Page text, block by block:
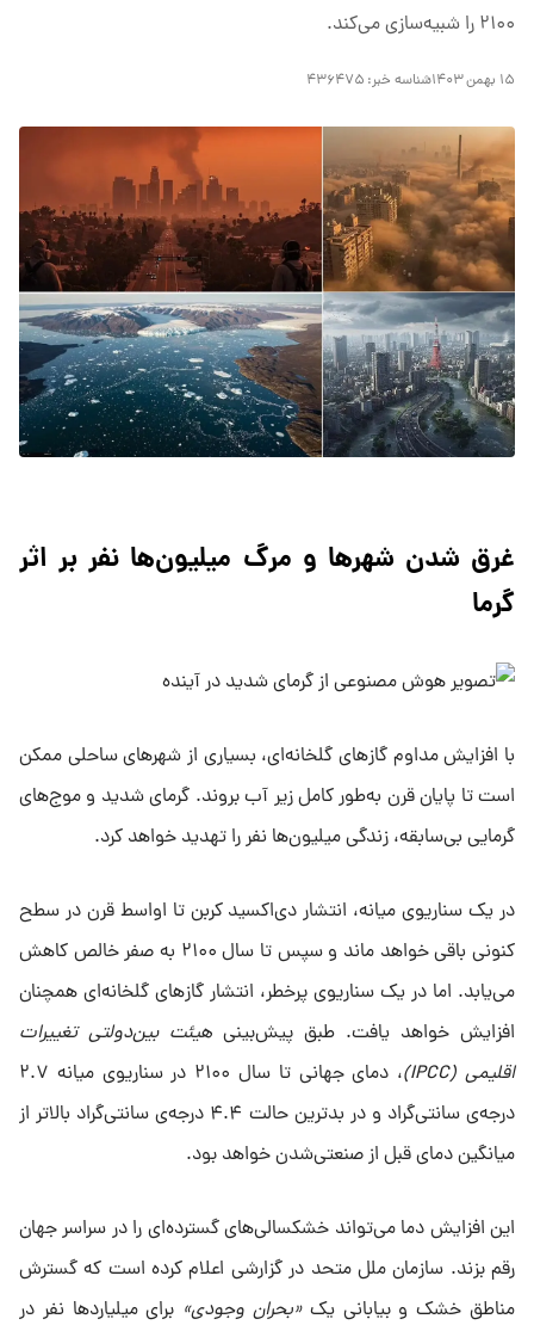
۲۱۰۰ را شبیه‌سازی می‌کند.
۱۵ بهمن ۱۴۰۳ شناسه خبر: ۴۳۶۴۷۵
غرق شدن شهرها و مرگ میلیون‌ها نفر بر اثر
گرما
با افزایش مداوم گازهای گلخانه‌ای، بسیاری از شهرهای ساحلی ممکن
است تا پایان قرن به‌طور کامل زیر آب بروند. گرمای شدید و موج‌های
گرمایی بی‌سابقه، زندگی میلیون‌ها نفر را تهدید خواهد کرد.
در یک سناریوی میانه، انتشار دی‌اکسید کربن تا اواسط قرن در سطح
کنونی باقی خواهد ماند و سپس تا سال ۲۱۰۰ به صفر خالص کاهش
می‌یابد. اما در یک سناریوی پرخطر، انتشار گازهای گلخانه‌ای همچنان
افزایش خواهد یافت. طبق پیش‌بینی هیئت بین‌دولتی تغییرات
اقلیمی (IPCC)
، دمای جهانی تا سال ۲۱۰۰ در سناریوی میانه ۲.۷
درجه‌ی سانتی‌گراد و در بدترین حالت ۴.۴ درجه‌ی سانتی‌گراد بالاتر از
میانگین دمای قبل از صنعتی‌شدن خواهد بود.
این افزایش دما می‌تواند خشکسالی‌های گسترده‌ای را در سراسر جهان
رقم بزند. سازمان ملل متحد در گزارشی اعلام کرده است که گسترش
مناطق خشک و بیابانی یک«بحران وجودی» برای میلیاردها نفر در